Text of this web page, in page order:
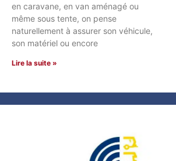
en caravane, en van aménagé ou
même sous tente, on pense
naturellement à assurer son véhicule,
son matériel ou encore
Lire la suite »